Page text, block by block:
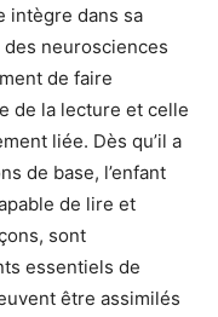
intègre dans sa
neurosciences
de faire
de la lecture et celle
liée. Dès qu’il a
de base, l’enfant
de lire et
sont
essentiels de
être assimilés